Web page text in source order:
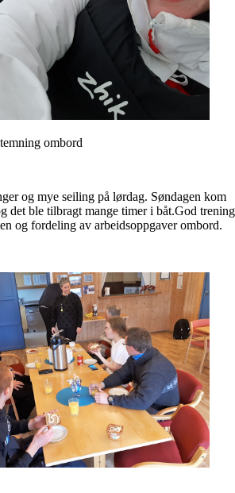
ombord
og mye seiling på lørdag. Søndagen kom
det ble tilbragt mange timer i båt.God trening
og fordeling av arbeidsoppgaver ombord.